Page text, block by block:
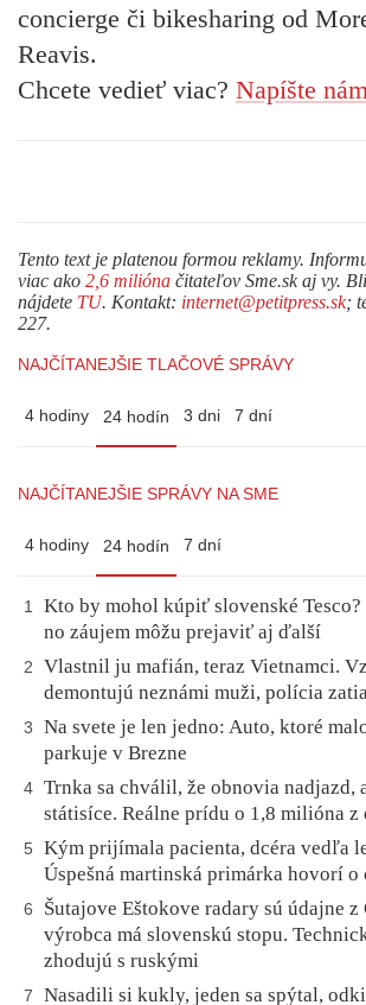
concierge či bikesharing od
Reavis.
Chcete vedieť viac? Napíšte
Tento text je platenou formou reklamy.
viac ako 2,6 milióna čitateľov Sme.sk aj vy.
nájdete TU. Kontakt: internet@petitpress.sk;
227.
NAJČÍTANEJŠIE TLAČOVÉ SPRÁVY
4 hodiny 24 hodín 3 dni 7 dní
NAJČÍTANEJŠIE SPRÁVY NA SME
4 hodiny 24 hodín 7 dní
1
Kto by mohol kúpiť slovenské
no záujem môžu prejaviť aj ďalší
2
Vlastnil ju mafián, teraz Vietnamci.
demontujú neznámi muži, polícia
3
Na svete je len jedno: Auto, ktoré
parkuje v Brezne
4 Trnka sa chválil, že obnovia nadjazd,
státisíce. Reálne prídu o 1,8 milióna
5
Kým prijímala pacienta, dcéra vedľa
Úspešná martinská primárka hovorí o
6
Šutajove Eštokove radary sú údajne z
výrobca má slovenskú stopu.
zhodujú s ruskými
7
Nasadili si kukly, jeden sa spýtal,